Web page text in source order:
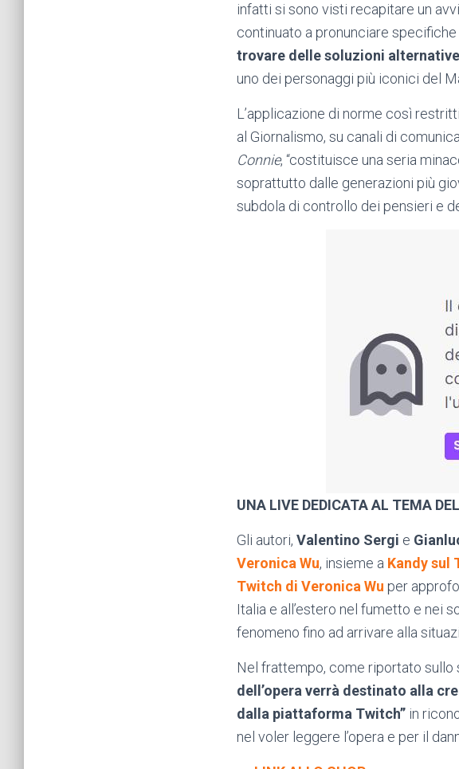
infatti si sono visti recapitare un
continuato a pronunciare
trovare delle soluzioni
uno dei personaggi più iconici del
L’applicazione di norme così
al Giornalismo, su canali di
Connie, “costituisce una seria
soprattutto dalle generazioni più
subdola di controllo dei pensieri e
UNA LIVE DEDICATA AL TEMA
Gli autori, Valentino Sergi e
Veronica Wu, insieme a Kandy sul
Twitch di Veronica Wu per
Italia e all’estero nel fumetto e nei
fenomeno fino ad arrivare alla
Nel frattempo, come riportato sullo
dell’opera verrà destinato alla
dalla piattaforma Twitch” in
nel voler leggere l’opera e per il